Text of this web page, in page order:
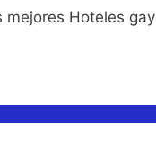
mejores Hoteles gay